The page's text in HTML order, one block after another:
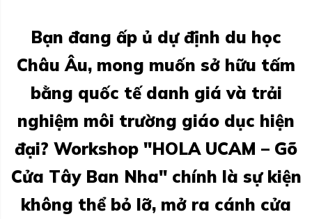
Bạn đang ấp ủ dự định du học
Châu Âu, mong muốn sở hữu tấm
bằng quốc tế danh giá và trải
nghiệm môi trường giáo dục hiện
đại? Workshop "HOLA UCAM – Gõ
Cửa Tây Ban Nha" chính là sự kiện
không thể bỏ lỡ, mở ra cánh cửa